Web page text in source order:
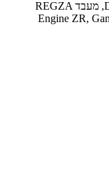
מאפיינים נוספים - Dolby Vision, Dolby Atmos, מעבד REGZA
Engine ZR,